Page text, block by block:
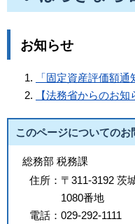
お知らせ
「固定資産評価額
【法務省からのお
このページについてのお
総務部 税務課
住所： 〒311-3192 茨
1080番地
電話： 029-292-1111